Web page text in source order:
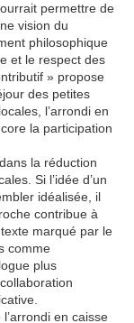
permettre de
vision du
philosophique
et le respect des
» propose
des petites
l’arrondi en
la participation
la réduction
Si l’idée d’un
idéalisée, il
contribue à
marqué par le
comme
plus
l’arrondi en caisse